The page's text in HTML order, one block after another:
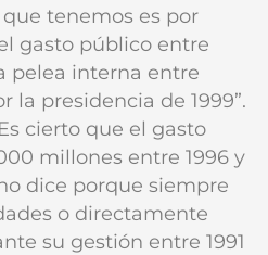
tenemos es por
gasto público entre
pelea interna entre
la presidencia de 1999”.
cierto que el gasto
millones entre 1996 y
dice porque siempre
o directamente
su gestión entre 1991